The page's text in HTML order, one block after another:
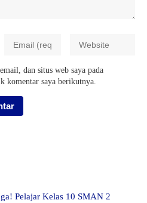
dan situs web saya pada
komentar saya berikutnya.
Pelajar Kelas 10 SMAN 2